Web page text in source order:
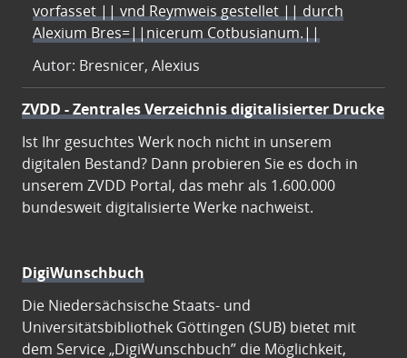
vorfasset || vnd Reymweis gestellet || durch
Alexium Bres=||nicerum Cotbusianum.||
Autor: Bresnicer, Alexius
ZVDD - Zentrales Verzeichnis digitalisierter Drucke
Ist Ihr gesuchtes Werk noch nicht in unserem
digitalen Bestand? Dann probieren Sie es doch in
unserem ZVDD Portal, das mehr als 1.600.000
bundesweit digitalisierte Werke nachweist.
DigiWunschbuch
Die Niedersächsische Staats- und
Universitätsbibliothek Göttingen (SUB) bietet mit
dem Service „DigiWunschbuch” die Möglichkeit,